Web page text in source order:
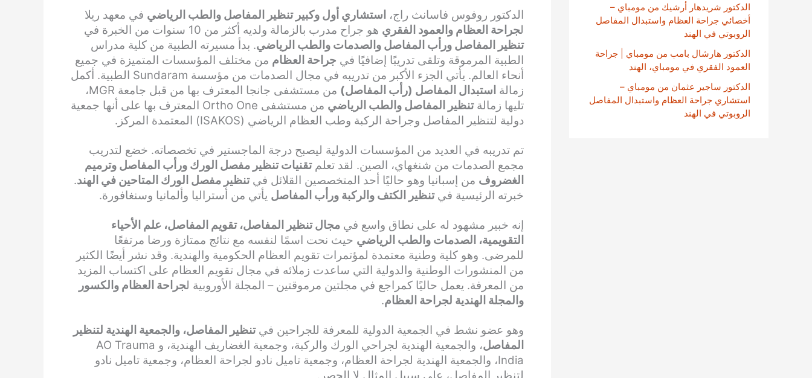
الدكتور شريدهار أرشيك من مومباي –
أخصائي جراحة العظام واستبدال المفاصل
الروبوتي في الهند
الدكتور هارشال بامب من مومباي | جراحة
العمود الفقري في مومباي، الهند
الدكتور ساجير عثمان من مومباي –
استشاري جراحة العظام واستبدال المفاصل
الروبوتي في الهند
الدكتور روفوس فاسانث راج، استشاري أول وكبير تنظير المفاصل والطب الرياضي في معهد ريلا
لجراحة العظام والعمود الفقري هو جراح مدرب بالزمالة ولديه أكثر من 10 سنوات من الخبرة في
تنظير المفاصل ورأب المفاصل والصدمات والطب الرياضي. بدأ مسيرته الطبية من كلية مدراس
الطبية المرموقة وتلقى تدريبًا إضافيًا في جراحة العظام من مختلف المؤسسات المتميزة في جميع
أنحاء العالم. يأتي الجزء الأكبر من تدريبه في مجال الصدمات من مؤسسة Sundaram الطبية. أكمل
زمالة استبدال المفاصل (رأب المفاصل)
من مستشفى جانجا المعترف بها من قبل جامعة MGR،
تليها زمالةتنظير المفاصل والطب الرياضي
من مستشفى Ortho One المعترف بها على أنها جمعية
دولية لتنظير المفاصل وجراحة الركبة وطب العظام الرياضي (ISAKOS) المعتمدة المركز.
تم تدريبه في العديد من المؤسسات الدولية ليصبح درجة الماجستير في تخصصاته. خضع لتدريب
مجمع الصدمات من شنغهاي، الصين. لقد تعلمتقنيات تنظير مفصل الورك ورأب المفاصل وترميم
الغضروف من إسبانيا وهو حاليًا أحد المتخصصين القلائل فيتنظير مفصل الورك المتاحين في الهند.
خبرته الرئيسية فيتنظير الكتف والركبة ورأب المفاصل يأتي من أستراليا وألمانيا وسنغافورة.
إنه خبير مشهود له على نطاق واسع في مجال تنظير المفاصل، تقويم المفاصل، علم الأحياء
التقويمية، الصدمات والطب الرياضي حيث نحت اسمًا لنفسه مع نتائج ممتازة ورضا مرتفعًا
للمرضى. وهو كلية وطنية معتمدة لمؤتمرات تقويم العظام الحكومية والهندية. وقد نشر أيضًا الكثير
من المنشورات الوطنية والدولية التي ساعدت زملائه في مجال تقويم العظام على اكتساب المزيد
من المعرفة. يعمل حاليًا كمراجع في مجلتين مرموقتين – المجلة الأوروبية لجراحة العظام والكسور
والمجلة الهندية لجراحة العظام.
وهو عضو نشط في الجمعية الدولية للمعرفة للجراحين فيتنظير المفاصل، والجمعية الهندية لتنظير
المفاصل
، والجمعية الهندية لجراحي الورك والركبة، وجمعية الغضاريف الهندية، و AO Trauma
India، والجمعية الهندية لجراحة العظام، وجمعية تاميل نادو لجراحة العظام، وجمعية تاميل نادو